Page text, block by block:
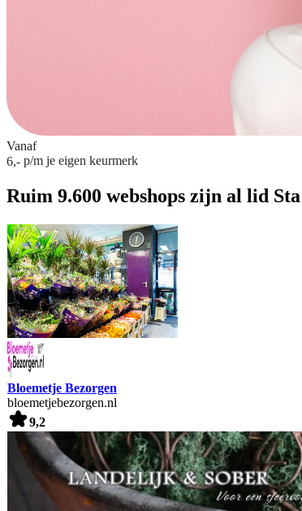
Vanaf
6,- p/m je eigen keurmerk
Ruim 9.600 webshops zijn al lid
Bloemetje Bezorgen
bloemetjebezorgen.nl
9,2